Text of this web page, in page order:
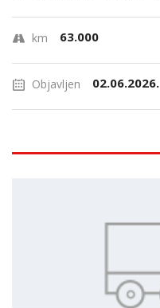
km 63.000
Objavljen 02.06.2026.